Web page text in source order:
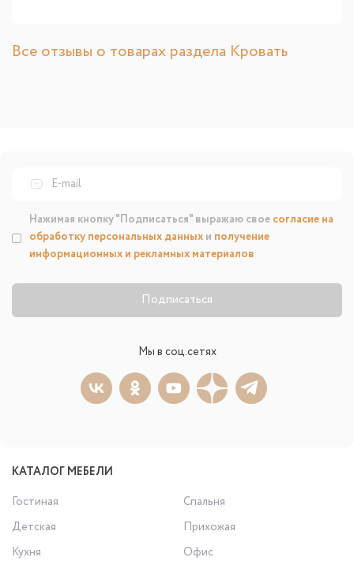
Все отзывы о товарах раздела Кровать
Подписаться
Нажимая кнопку "Подписаться" выражаю свое согласие на
обработку персональных данных и получение
информационных и рекламных материалов
Мы в соц.сетях
КАТАЛОГ МЕБЕЛИ
Гостиная
Спальня
Детская
Прихожая
Кухня
Офис